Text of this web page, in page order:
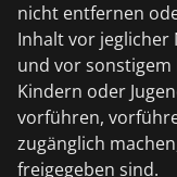
nicht entfernen
Inhalt vor
und vor sonstigem
Kindern oder
vorführen,
zugänglich
freigegeben sind.